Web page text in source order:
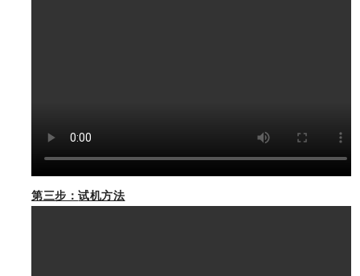
第三步：试机方法